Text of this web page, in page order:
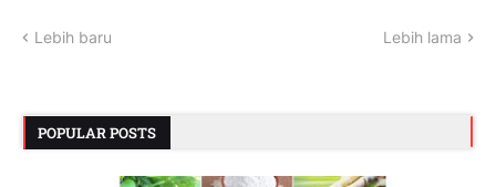
Lebih baru Lebih lama
POPULAR POSTS